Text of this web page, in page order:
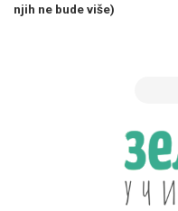
njih ne bude više)